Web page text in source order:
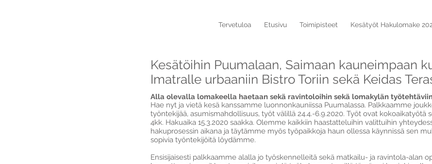
Tervetuloa Etusivu Toimipisteet Kesätyöt Hakulomake
Kesätöihin Puumalaan, Saimaan kauneimpaan
Imatralle urbaaniin Bistro Toriin sekä Keidas
Hae nyt ja vietä kesä kanssamme luonnonkauniissa Puumalassa. Palkkaamme
työntekijää, asumismahdollisuus, työt välillä 24.4.-6.9.2020. Työt ovat kokoaikatyötä
4kk. Hakuaika 15.3.2020 saakka. Olemme kaikkiin haastatteluihin valittuihin
hakuprosessin aikana ja täytämme myös työpaikkoja haun ollessa käynnissä sen
sopivia työntekijöitä löydämme.
Ensisijaisesti palkkaamme alalla jo työskennelleitä sekä matkailu- ja ravintola-alan
Alla olevalla lomakeella haetaan sekä ravintoloihin sekä lomakylän